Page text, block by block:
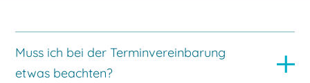
Muss ich bei der Terminvereinbarung
etwas beachten?